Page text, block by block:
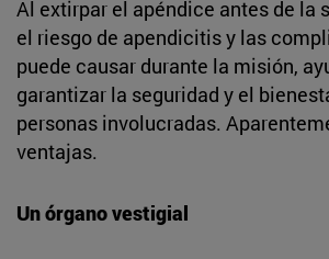
Al extirpar el apéndice antes de la
el riesgo de apendicitis y las
puede causar durante la misión,
garantizar la seguridad y el
personas involucradas.
ventajas.
Un órgano vestigial